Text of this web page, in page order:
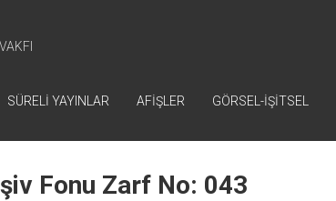
SÜRELİ YAYINLAR AFİŞLER GÖRSEL-İŞİTSEL
Fonu Zarf No: 043